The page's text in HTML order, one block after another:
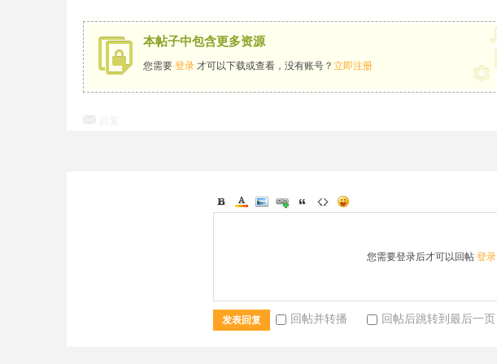
本帖子中包含更多资源
您需要 登录 才可以下载或查看，没有账号？ 立即注册
您需要登录后才可以回帖 登录
发表回复 回帖并转播 回帖后跳转到最后一页